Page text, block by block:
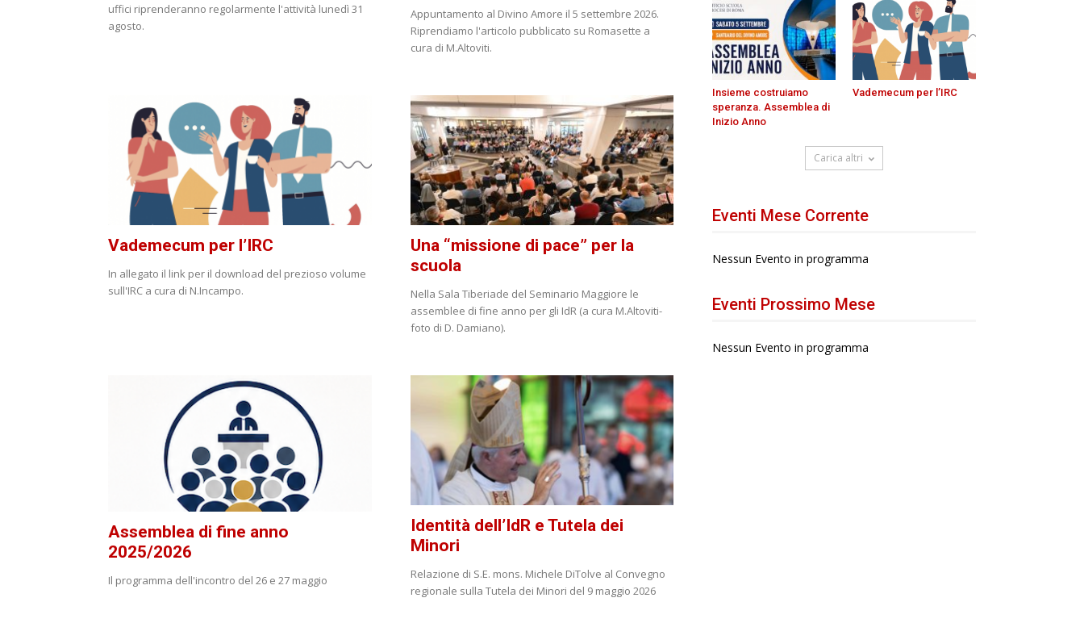
uffici riprenderanno regolarmente l'attività lunedì 31
agosto.
Appuntamento al Divino Amore il 5 settembre 2026.
Riprendiamo l'articolo pubblicato su Romasette a
cura di M.Altoviti.
Vademecum per l’IRC
In allegato il link per il download del prezioso volume
sull'IRC a cura di N.Incampo.
Una “missione di pace” per la
scuola
Nella Sala Tiberiade del Seminario Maggiore le
assemblee di fine anno per gli IdR (a cura M.Altoviti-
foto di D. Damiano).
Assemblea di fine anno
2025/2026
Il programma dell'incontro del 26 e 27 maggio
Identità dell’IdR e Tutela dei
Minori
Relazione di S.E. mons. Michele DiTolve al Convegno
regionale sulla Tutela dei Minori del 9 maggio 2026
Insieme costruiamo
speranza. Assemblea di
Inizio Anno
Vademecum per l’IRC
Carica altri
Eventi Mese Corrente
Nessun Evento in programma
Eventi Prossimo Mese
Nessun Evento in programma